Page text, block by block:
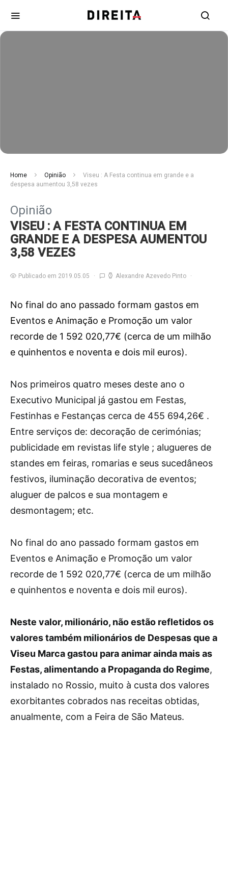
Home Opinião
Viseu : A Festa continua em grande e a
despesa aumentou 3,58 vezes
Opinião
VISEU : A FESTA CONTINUA EM
GRANDE E A DESPESA AUMENTOU
3,58 VEZES
Publicado em 2019.05.05 Alexandre Azevedo Pinto
No final do ano passado formam gastos em
Eventos e Animação e Promoção um valor
recorde de 1 592 020,77€ (cerca de um milhão
e quinhentos e noventa e dois mil euros).
Nos primeiros quatro meses deste ano o
Executivo Municipal já gastou em Festas,
Festinhas e Festanças cerca de 455 694,26€ .
Entre serviços de: decoração de cerimónias;
publicidade em revistas life style ; alugueres de
standes em feiras, romarias e seus sucedâneos
festivos, iluminação decorativa de eventos;
aluguer de palcos e sua montagem e
desmontagem; etc.
No final do ano passado formam gastos em
Eventos e Animação e Promoção um valor
recorde de 1 592 020,77€ (cerca de um milhão
e quinhentos e noventa e dois mil euros).
Neste valor, milionário, não estão refletidos os
valores também milionários de Despesas que a
Viseu Marca gastou para animar ainda mais as
Festas, alimentando a Propaganda do Regime,
instalado no Rossio, muito à custa dos valores
exorbitantes cobrados nas receitas obtidas,
anualmente, com a Feira de São Mateus.